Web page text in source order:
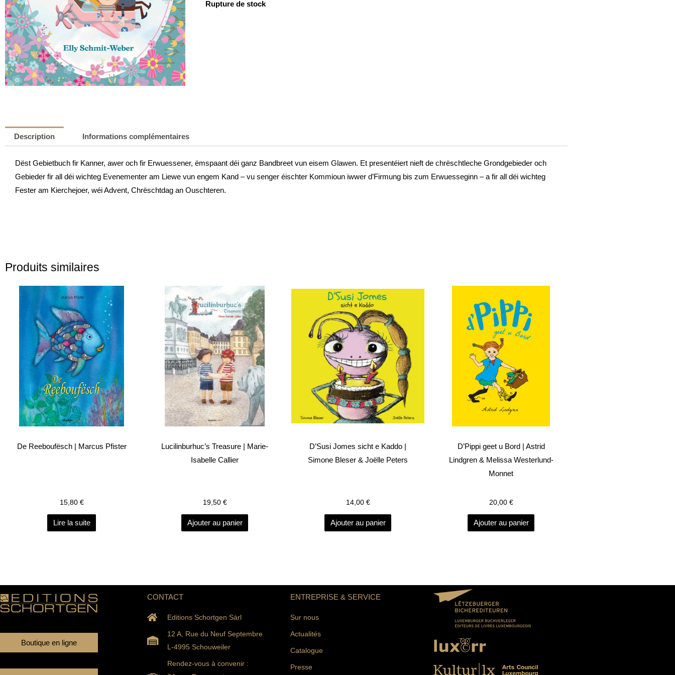
Rupture de stock
Description Informations complémentaires
Dëst Gebietbuch fir Kanner, awer och fir Erwuessener, ëmspaant déi ganz Bandbreet vun eisem Glawen. Et presentéiert nieft de chrëschtleche Grondgebieder och
Gebieder fir all déi wichteg Evenementer am Liewe vun engem Kand – vu senger éischter Kommioun iwwer d’Firmung bis zum Erwuesseginn – a fir all déi wichteg
Fester am Kierchejoer, wéi Advent, Chrëschtdag an Ouschteren.
Produits similaires
De Reeboufësch | Marcus Pfister
15,80 €
Lire la suite
Lucilinburhuc’s Treasure | Marie-
Isabelle Callier
19,50 €
Ajouter au panier
D’Susi Jomes sicht e Kaddo |
Simone Bleser & Joëlle Peters
14,00 €
Ajouter au panier
D’Pippi geet u Bord | Astrid
Lindgren & Melissa Westerlund-
Monnet
20,00 €
Ajouter au panier
Boutique en ligne
CONTACT
Editions Schortgen Sàrl
12 A, Rue du Neuf Septembre
L-4995 Schouweiler
Rendez-vous à convenir :
ENTREPRISE & SERVICE
Sur nous
Actualités
Catalogue
Presse